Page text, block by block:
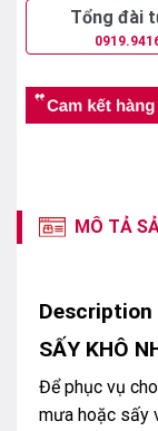
Tổng đài
MÔ TẢ
Description
SẤY KHÔ
Để phục vụ
mưa hoặc sấy